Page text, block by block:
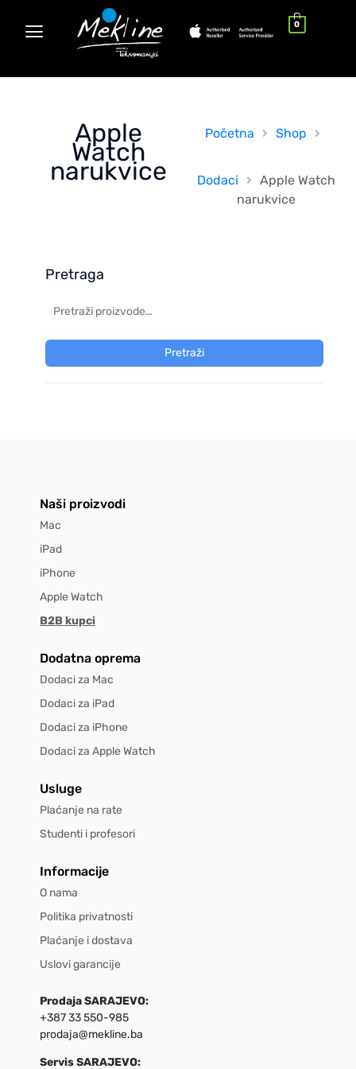
0
Apple
Watch
narukvice
Početna Shop
Dodaci
Apple Watch
narukvice
Pretraga
Pretraži
Naši proizvodi
Mac
iPad
iPhone
Apple Watch
B2B kupci
Dodatna oprema
Dodaci za Mac
Dodaci za iPad
Dodaci za iPhone
Dodaci za Apple Watch
Usluge
Plaćanje na rate
Studenti i profesori
Informacije
O nama
Politika privatnosti
Plaćanje i dostava
Uslovi garancije
Prodaja SARAJEVO:
+387 33 550-985
prodaja@mekline.ba
Servis SARAJEVO: